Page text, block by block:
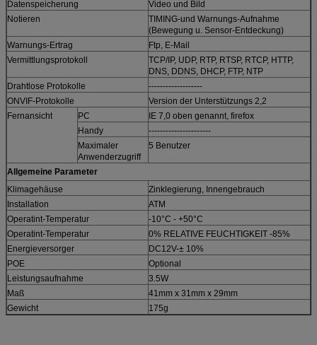
Datenspeicherung
Video und Bild
Notieren
TIMING-und Warnungs-Aufnahme
(Bewegung u. Sensor-Entdeckung)
Warnungs-Ertrag
Ftp, E-Mail
Vermittlungsprotokoll
TCP/IP, UDP, RTP, RTSP, RTCP, HTTP,
DNS, DDNS, DHCP, FTP, NTP
Drahtlose Protokolle
-------------------
ONVIF-Protokolle
Version der Unterstützungs 2,2
Fernansicht
PC
IE 7,0 oben genannt, firefox
Handy
----------------------
Maximaler
Anwenderzugriff
5 Benutzer
Allgemeine Parameter
Klimagehäuse
Zinklegierung, Innengebrauch
Installation
ATM
Operatint-Temperatur
-10°C - +50°C
Operatint-Temperatur
0% RELATIVE FEUCHTIGKEIT -85%
Energieversorger
DC12V-± 10%
POE
Optional
Leistungsaufnahme
3.5W
Maß
41mm x 31mm x 29mm
Gewicht
175g